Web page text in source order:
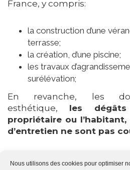
Nous utilisons des cookies pour optimiser
France, y compris:
la construction d’une
terrasse;
la création, d’une piscine;
les travaux
surélévation;
En revanche, les
esthétique, les
propriétaire ou
d’entretien ne sont pas